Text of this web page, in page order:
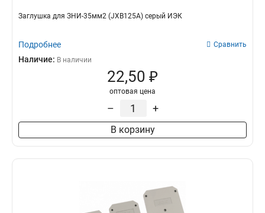
Заглушка для ЗНИ-35мм2 (JXB125A) серый ИЭК
Подробнее Сравнить
Наличие: В наличии
22,50 ₽
оптовая цена
– +
В корзину